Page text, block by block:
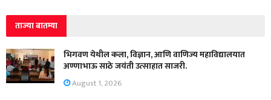
ताज्या बातम्या
भिगवण येथील कला, विज्ञान, आणि वाणिज्य महाविद्यालयात
अण्णाभाऊ साठे जयंती उत्साहात साजरी.
August 1, 2026